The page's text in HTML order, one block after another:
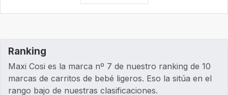
Ranking
Maxi Cosi es la marca nº 7 de nuestro ranking de 10
marcas de carritos de bebé ligeros. Eso la sitúa en el
rango bajo de nuestras clasificaciones.